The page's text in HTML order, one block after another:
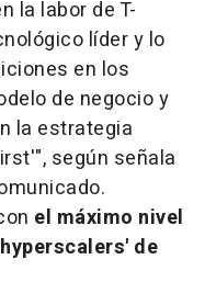
la labor de T-
líder y lo
en los
de negocio y
la estrategia
según señala
el máximo nivel
de